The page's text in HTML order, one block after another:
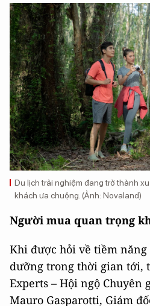
Du lịch trải nghiệm đang trở thành
khách ưa chuộng. (Ảnh: Novaland)
Người mua quan trọng
Khi được hỏi về tiềm
dưỡng trong thời gian tới,
Experts – Hội ngộ Chuyên
Mauro Gasparotti, Giám